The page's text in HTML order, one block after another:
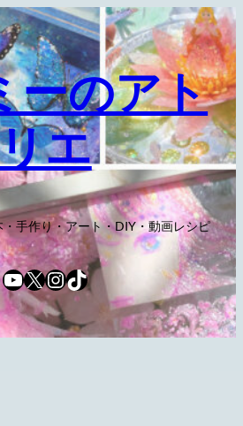
ーのアト
エ
手作り・アート・DIY・動画レシピ
YouTube
X Instagram
TikTok